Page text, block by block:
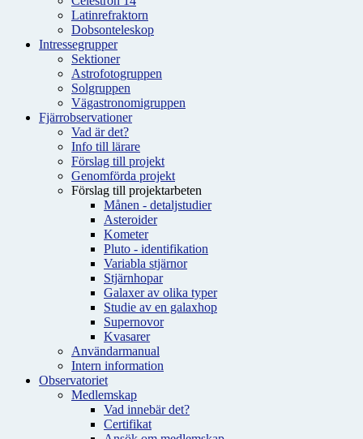
Latinrefraktorn
Dobsonteleskop
Intressegrupper
Sektioner
Astrofotogruppen
Solgruppen
Vägastronomigruppen
Fjärrobservationer
Vad är det?
Info till lärare
Förslag till projekt
Genomförda projekt
Förslag till projektarbeten
Månen - detaljstudier
Asteroider
Kometer
Pluto - identifikation
Variabla stjärnor
Stjärnhopar
Galaxer av olika typer
Studie av en galaxhop
Supernovor
Kvasarer
Användarmanual
Intern information
Observatoriet
Medlemskap
Vad innebär det?
Certifikat